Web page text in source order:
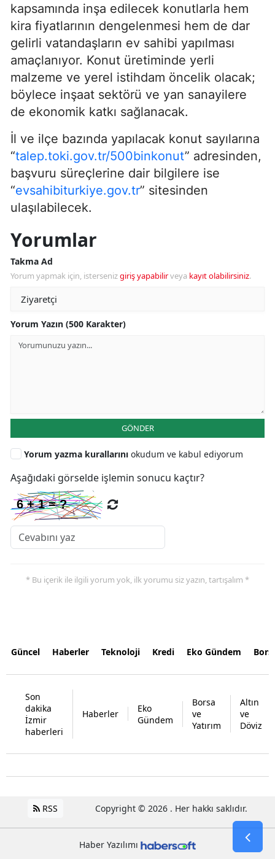
kapsamında inşa edilecek konutlarla hem
kira fiyatlarının dengelenmesi hem de dar
gelirli vatandaşların ev sahibi yapılması
amaçlanıyor. Konut üretiminde yerli
malzeme ve yerel istihdam öncelik olacak;
böylece inşaat sektörü ve yan sanayilere
de ekonomik katkı sağlanacak.
İl ve ilçe bazında yapılacak konut sayılarına
“talep.toki.gov.tr/500binkonut” adresinden,
başvuru süreçlerine dair bilgilere ise
“evsahibiturkiye.gov.tr” sitesinden
ulaşılabilecek.
Yorumlar
Takma Ad
Yorum yapmak için, istersenizgiriş yapabilirveya kayıt olabilirsiniz.
Yorum Yazın (500 Karakter)
GÖNDER
Yorum yazma kurallarını okudum ve kabul ediyorum
Aşağıdaki görselde işlemin sonucu kaçtır?
* Bu içerik ile ilgili yorum yok, ilk yorumu siz yazın, tartışalım *
Güncel Haberler Teknoloji Kredi Eko Gündem
Son
dakika
İzmir
haberleri
Haberler
Eko
Gündem
Borsa
ve
Yatırım
Altın
ve
Döviz
RSS Copyright © 2026 . Her hakkı saklıdır.
Haber Yazılımı